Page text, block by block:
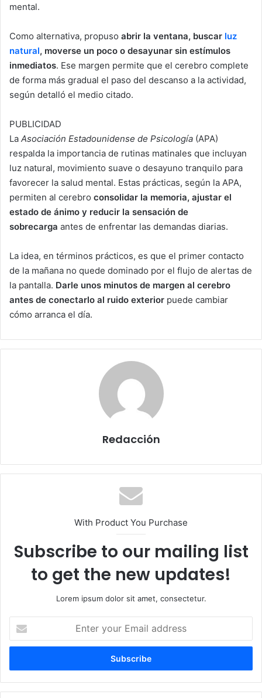
mental.
Como alternativa, propuso abrir la ventana, buscar luz
natural, moverse un poco o desayunar sin estímulos
inmediatos. Ese margen permite que el cerebro complete
de forma más gradual el paso del descanso a la actividad,
según detalló el medio citado.
PUBLICIDAD
La Asociación Estadounidense de Psicología (APA)
respalda la importancia de rutinas matinales que incluyan
luz natural, movimiento suave o desayuno tranquilo para
favorecer la salud mental. Estas prácticas, según la APA,
permiten al cerebro consolidar la memoria, ajustar el
estado de ánimo y reducir la sensación de
sobrecarga antes de enfrentar las demandas diarias.
La idea, en términos prácticos, es que el primer contacto
de la mañana no quede dominado por el flujo de alertas de
la pantalla. Darle unos minutos de margen al cerebro
antes de conectarlo al ruido exterior puede cambiar
cómo arranca el día.
Redacción
With Product You Purchase
Subscribe to our mailing list
to get the new updates!
Lorem ipsum dolor sit amet, consectetur.
t
r
y